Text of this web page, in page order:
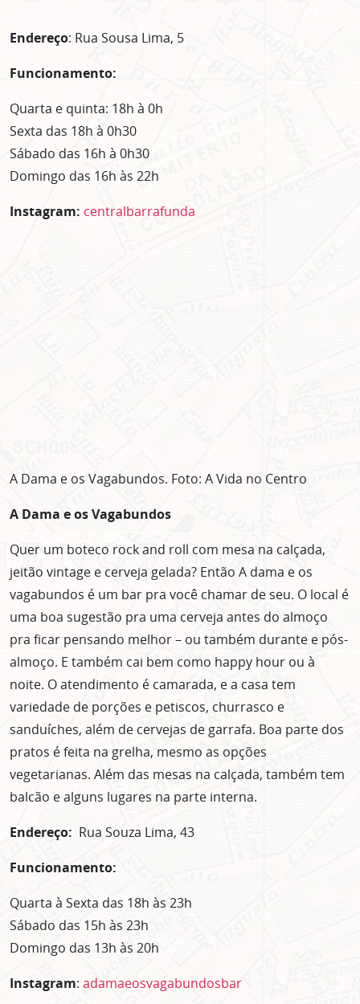
Endereço: Rua Sousa Lima, 5
Funcionamento:
Quarta e quinta: 18h à 0h
Sexta das 18h à 0h30
Sábado das 16h à 0h30
Domingo das 16h às 22h
Instagram: centralbarrafunda
A Dama e os Vagabundos. Foto: A Vida no Centro
A Dama e os Vagabundos
Quer um boteco rock and roll com mesa na calçada,
jeitão vintage e cerveja gelada? Então A dama e os
vagabundos é um bar pra você chamar de seu. O local é
uma boa sugestão pra uma cerveja antes do almoço
pra ficar pensando melhor – ou também durante e pós-
almoço. E também cai bem como happy hour ou à
noite. O atendimento é camarada, e a casa tem
variedade de porções e petiscos, churrasco e
sanduíches, além de cervejas de garrafa. Boa parte dos
pratos é feita na grelha, mesmo as opções
vegetarianas. Além das mesas na calçada, também tem
balcão e alguns lugares na parte interna.
Endereço: Rua Souza Lima, 43
Funcionamento:
Quarta à Sexta das 18h às 23h
Sábado das 15h às 23h
Domingo das 13h às 20h
Instagram: adamaeosvagabundosbar